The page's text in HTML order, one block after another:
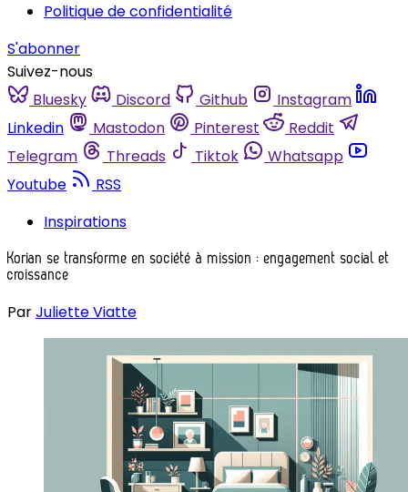
Politique de confidentialité
S'abonner
Suivez-nous
Bluesky
Discord Github
Instagram
Linkedin
Mastodon Pinterest
Reddit
Telegram
Threads Tiktok
Whatsapp
Youtube
RSS
Inspirations
Korian se transforme en société à mission : engagement social et
croissance
ParJuliette Viatte